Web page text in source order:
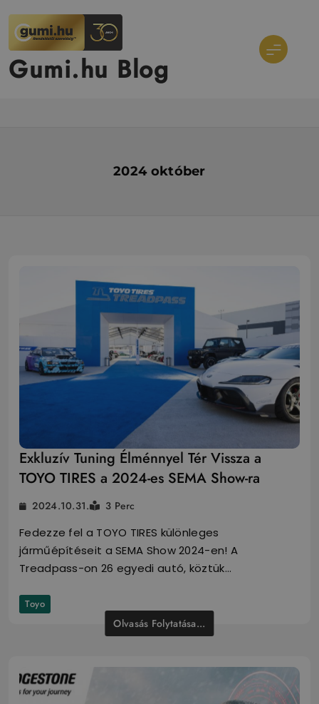
tartalomra
Gumi.hu Blog
2024 október
Exkluzív Tuning Élménnyel Tér Vissza a
TOYO TIRES a 2024-es SEMA Show-ra
2024.10.31. 3 Perc
Fedezze fel a TOYO TIRES különleges
járműépítéseit a SEMA Show 2024-en! A
Treadpass-on 26 egyedi autó, köztük…
Toyo
Olvasás Folytatása...